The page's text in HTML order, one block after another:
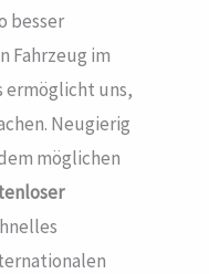
besser
Fahrzeug im
ermöglicht uns,
Neugierig
möglichen